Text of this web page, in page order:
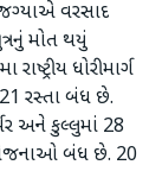
વરસાદ
મોત થયું
ધોરીમાર્ગ
રસ્તા બંધ છે.
અને કુલ્લુમાં 28
યોજનાઓ બંધ છે. 20